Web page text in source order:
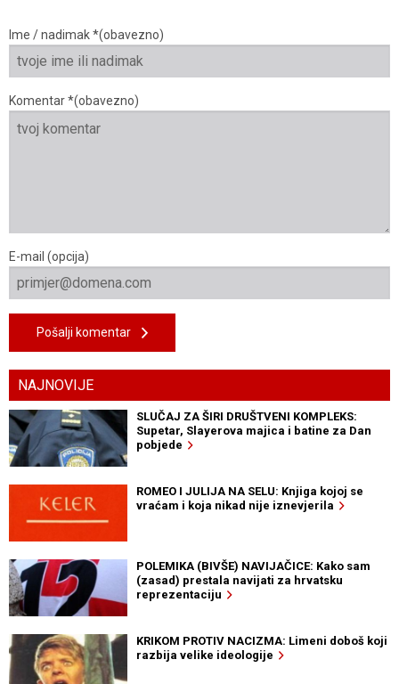
Ime / nadimak *(obavezno)
Komentar *(obavezno)
E-mail (opcija)
Pošalji komentar
NAJNOVIJE
SLUČAJ ZA ŠIRI DRUŠTVENI KOMPLEKS:
Supetar, Slayerova majica i batine za Dan
pobjede
ROMEO I JULIJA NA SELU: Knjiga kojoj se
vraćam i koja nikad nije iznevjerila
POLEMIKA (BIVŠE) NAVIJAČICE: Kako sam
(zasad) prestala navijati za hrvatsku
reprezentaciju
KRIKOM PROTIV NACIZMA: Limeni doboš koji
razbija velike ideologije